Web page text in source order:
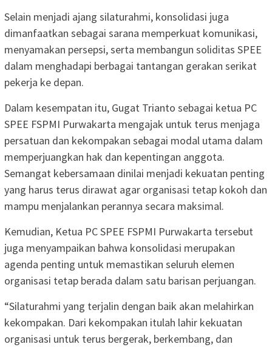
Selain menjadi ajang silaturahmi, konsolidasi juga
dimanfaatkan sebagai sarana memperkuat komunikasi,
menyamakan persepsi, serta membangun soliditas SPEE
dalam menghadapi berbagai tantangan gerakan serikat
pekerja ke depan.
Dalam kesempatan itu, Gugat Trianto sebagai ketua PC
SPEE FSPMI Purwakarta mengajak untuk terus menjaga
persatuan dan kekompakan sebagai modal utama dalam
memperjuangkan hak dan kepentingan anggota.
Semangat kebersamaan dinilai menjadi kekuatan penting
yang harus terus dirawat agar organisasi tetap kokoh dan
mampu menjalankan perannya secara maksimal.
Kemudian, Ketua PC SPEE FSPMI Purwakarta tersebut
juga menyampaikan bahwa konsolidasi merupakan
agenda penting untuk memastikan seluruh elemen
organisasi tetap berada dalam satu barisan perjuangan.
“Silaturahmi yang terjalin dengan baik akan melahirkan
kekompakan. Dari kekompakan itulah lahir kekuatan
organisasi untuk terus bergerak, berkembang, dan